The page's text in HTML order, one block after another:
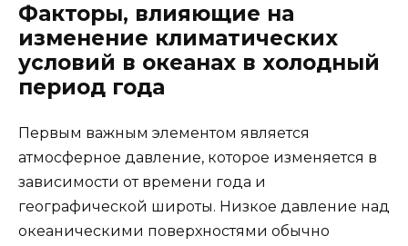
Факторы, влияющие на
изменение климатических
условий в океанах в холодный
период года
Первым важным элементом является
атмосферное давление, которое изменяется в
зависимости от времени года и
географической широты. Низкое давление над
океаническими поверхностями обычно